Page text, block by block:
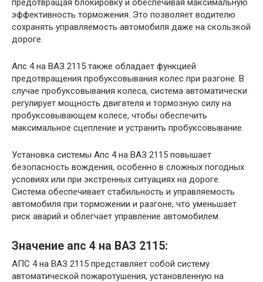
предотвращая блокировку и обеспечивая максимальную
эффективность торможения. Это позволяет водителю
сохранять управляемость автомобиля даже на скользкой
дороге.
Апс 4 на ВАЗ 2115 также обладает функцией
предотвращения пробуксовывания колес при разгоне. В
случае пробуксовывания колеса, система автоматически
регулирует мощность двигателя и тормозную силу на
пробуксовывающем колесе, чтобы обеспечить
максимальное сцепление и устранить пробуксовывание.
Установка системы Апс 4 на ВАЗ 2115 повышает
безопасность вождения, особенно в сложных погодных
условиях или при экстренных ситуациях на дороге.
Система обеспечивает стабильность и управляемость
автомобиля при торможении и разгоне, что уменьшает
риск аварий и облегчает управление автомобилем.
Значение апс 4 на ВАЗ 2115:
АПС 4 на ВАЗ 2115 представляет собой систему
автоматической пожаротушения, установленную на